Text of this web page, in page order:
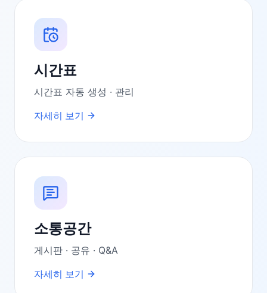
시간표
시간표 자동 생성 · 관리
자세히 보기
소통공간
게시판 · 공유 · Q&A
자세히 보기